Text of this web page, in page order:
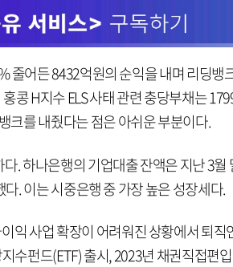
줄어든 8432억원의 순익을 내며 리딩뱅
콩 H지수 ELS 사태 관련 충당부채는
크를 내줬다는 점은 아쉬운 부분이다.
. 하나은행의 기업대출 잔액은 지난 3월
. 이는 시중은행 중 가장 높은 성장세다.
익 사업 확장이 어려워진 상황에서 퇴직
수펀드(ETF) 출시, 2023년 채권직접편